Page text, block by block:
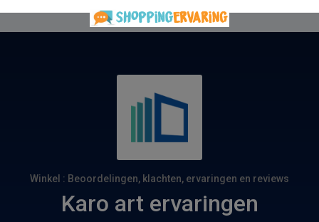
Winkel : Beoordelingen, klachten, ervaringen en reviews
Karo art ervaringen